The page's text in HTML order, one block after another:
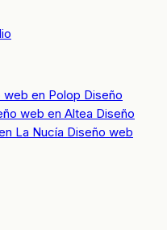
web en Polop Diseño
web en Altea Diseño
La Nucía Diseño web